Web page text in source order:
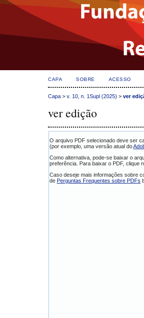
CAPA SOBRE ACESSO
Capa > v. 10, n. 1Supl (2025) > ver
ver edição
O arquivo PDF selecionado deve ser
(por exemplo, uma versão atual do
Como alternativa, pode-se baixar o
preferência. Para baixar o PDF, clique
Caso deseje mais informações sobre
de Perguntas Frequentes sobre PDFs